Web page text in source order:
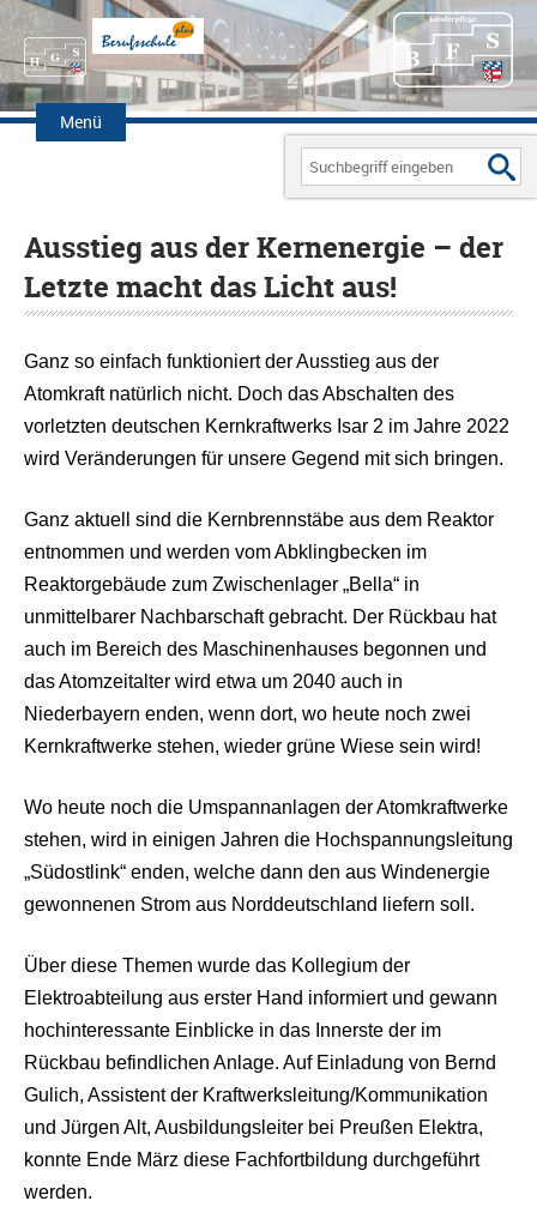
Menü
Zum
Inhalt
Search
for:
Ausstieg aus der Kernenergie – der
Letzte macht das Licht aus!
Ganz so einfach funktioniert der Ausstieg aus der
Atomkraft natürlich nicht. Doch das Abschalten des
vorletzten deutschen Kernkraftwerks Isar 2 im Jahre 2022
wird Veränderungen für unsere Gegend mit sich bringen.
Ganz aktuell sind die Kernbrennstäbe aus dem Reaktor
entnommen und werden vom Abklingbecken im
Reaktorgebäude zum Zwischenlager „Bella“ in
unmittelbarer Nachbarschaft gebracht. Der Rückbau hat
auch im Bereich des Maschinenhauses begonnen und
das Atomzeitalter wird etwa um 2040 auch in
Niederbayern enden, wenn dort, wo heute noch zwei
Kernkraftwerke stehen, wieder grüne Wiese sein wird!
Wo heute noch die Umspannanlagen der Atomkraftwerke
stehen, wird in einigen Jahren die Hochspannungsleitung
„Südostlink“ enden, welche dann den aus Windenergie
gewonnenen Strom aus Norddeutschland liefern soll.
Über diese Themen wurde das Kollegium der
Elektroabteilung aus erster Hand informiert und gewann
hochinteressante Einblicke in das Innerste der im
Rückbau befindlichen Anlage. Auf Einladung von Bernd
Gulich, Assistent der Kraftwerksleitung/Kommunikation
und Jürgen Alt, Ausbildungsleiter bei Preußen Elektra,
konnte Ende März diese Fachfortbildung durchgeführt
werden.